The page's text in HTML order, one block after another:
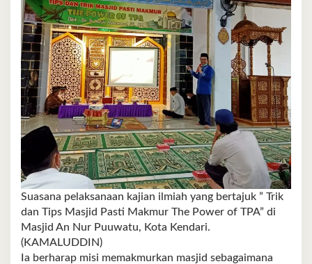
Suasana pelaksanaan kajian ilmiah yang bertajuk ” Trik
dan Tips Masjid Pasti Makmur The Power of TPA” di
Masjid An Nur Puuwatu, Kota Kendari.
(KAMALUDDIN)
Ia berharap misi memakmurkan masjid sebagaimana